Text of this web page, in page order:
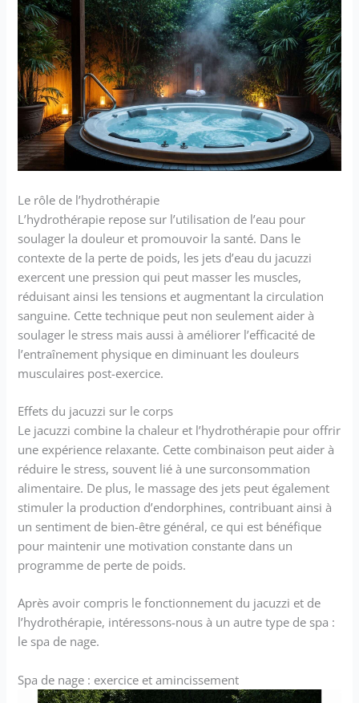
Le rôle de l’hydrothérapie
L’hydrothérapie repose sur l’utilisation de l’eau pour
soulager la douleur et promouvoir la santé. Dans le
contexte de la perte de poids, les jets d’eau du jacuzzi
exercent une pression qui peut masser les muscles,
réduisant ainsi les tensions et augmentant la circulation
sanguine. Cette technique peut non seulement aider à
soulager le stress mais aussi à améliorer l’efficacité de
l’entraînement physique en diminuant les douleurs
musculaires post-exercice.
Effets du jacuzzi sur le corps
Le jacuzzi combine la chaleur et l’hydrothérapie pour offrir
une expérience relaxante. Cette combinaison peut aider à
réduire le stress, souvent lié à une surconsommation
alimentaire. De plus, le massage des jets peut également
stimuler la production d’endorphines, contribuant ainsi à
un sentiment de bien-être général, ce qui est bénéfique
pour maintenir une motivation constante dans un
programme de perte de poids.
Après avoir compris le fonctionnement du jacuzzi et de
l’hydrothérapie, intéressons-nous à un autre type de spa :
le spa de nage.
Spa de nage : exercice et amincissement